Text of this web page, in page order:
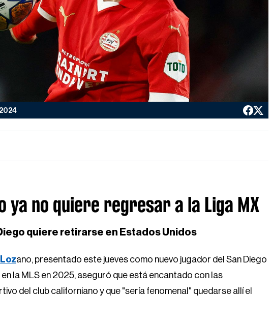
ya no quiere regresar a la Liga MX
quiere retirarse en Estados Unidos
ano, presentado este jueves como nuevo jugador del San Diego
la MLS en 2025, aseguró que está encantado con las
del club californiano y que "sería fenomenal" quedarse allí el